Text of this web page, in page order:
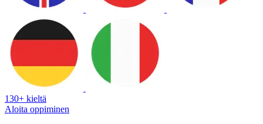
130+ kieltä
Aloita oppiminen